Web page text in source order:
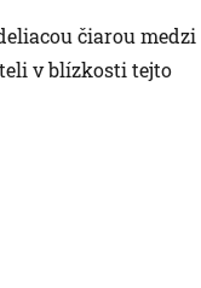
čiarou medzi
v blízkosti tejto